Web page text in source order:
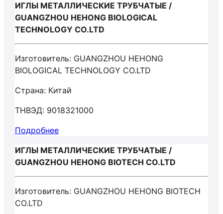
ИГЛЫ МЕТАЛЛИЧЕСКИЕ ТРУБЧАТЫЕ /
GUANGZHOU HEHONG BIOLOGICAL
TECHNOLOGY CO.LTD
Изготовитель: GUANGZHOU HEHONG
BIOLOGICAL TECHNOLOGY CO.LTD
Страна: Китай
ТНВЭД: 9018321000
Подробнее
ИГЛЫ МЕТАЛЛИЧЕСКИЕ ТРУБЧАТЫЕ /
GUANGZHOU HEHONG BIOTECH CO.LTD
Изготовитель: GUANGZHOU HEHONG BIOTECH
CO.LTD